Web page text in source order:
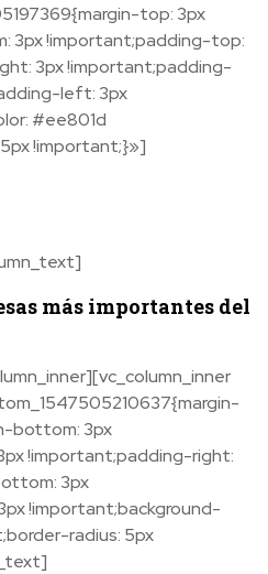
top: 3px
3px !important;padding-top:
3px !important;padding-
left: 3px
#ee801d
!important;}»]
más importantes del
bottom: 3px
!important;padding-right:
3px
!important;background-
radius: 5px